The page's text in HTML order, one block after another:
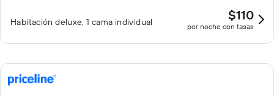
Habitación deluxe, 1 cama individual $110
por noche con tasas